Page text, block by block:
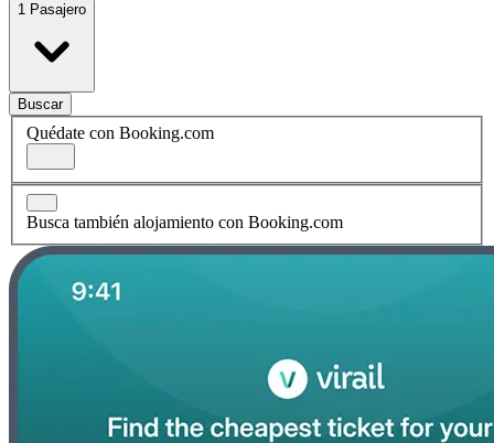
1 Pasajero
Buscar
Quédate con Booking.com
Busca también alojamiento con Booking.com